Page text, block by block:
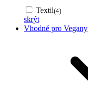
Textil(4)
skrýt
Vhodné pro Vegany